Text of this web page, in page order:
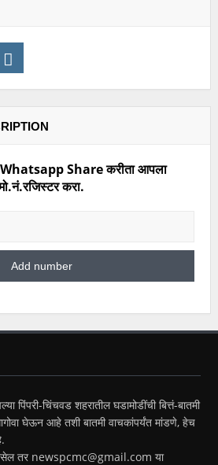
Whatsapp Share करीता आपला
करा.
पिंपरी-चिंचवड शहरातील घडामोडींची बित्तं-बातमी
घेऊन आहे तशी बातमी वाचकांपर्यंत मांडणे, हेच
तर newspcmc@gmail.com या